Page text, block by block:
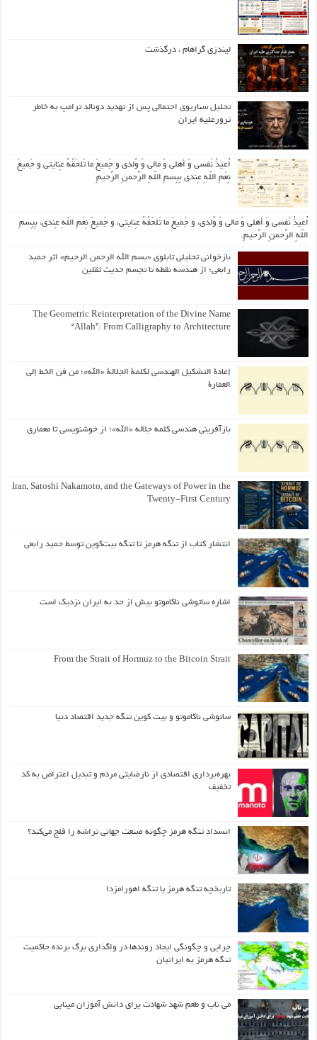
لیندزی گراهام ، درگذشت
تحلیل سناریوی احتمالی پس از تهدید دونالد ترامپ به خاطر
ترورعلیه ایران
اُعیذُ نَفسی وَ أهلی وَ مالی وَ وُلدی و جَمیعَ ما تَلحَقُهُ عِنایتی و جَمیعَ
نِعَمِ اللّهِ عِندی بِبِسمِ اللّهِ الرَّحمنِ الرَّحیمِ
اُعیذُ نَفسی وَ أهلی وَ مالی وَ وُلدی، و جَمیعَ ما تَلحَقُهُ عِنایتی، و جَمیعَ نِعَمِ اللّهِ عِندی، بِبِسمِ
اللّهِ الرَّحمنِ الرَّحیمِ.
بازخوانی تحلیلی تابلوی «بسم الله الرحمن الرحیم» اثر حمید
رابعی؛ از هندسه نقطه تا تجسم حدیث ثقلین
The Geometric Reinterpretation of the Divine Name
“Allah”: From Calligraphy to Architecture
إعادة التشكيل الهندسي لكلمة الجلالة «الله»؛ من فن الخط إلى
العمارة
بازآفرینی هندسی کلمه جلاله «الله»؛ از خوشنویسی تا معماری
Iran, Satoshi Nakamoto, and the Gateways of Power in the
Twenty-First Century
انتشار کتاب از تنگه هرمز تا تنگه بیت‌کوین توسط حمید رابعی
اشاره ساتوشی ناکاموتو بیش از حد به ایران نزدیک است
From the Strait of Hormuz to the Bitcoin Strait
ساتوشی ناکاموتو و بیت کوین تنگه جدید اقتصاد دنیا
بهره‌برداری اقتصادی از نارضایتی مردم و تبدیل اعتراض به کد
تخفیف
انسداد تنگه هرمز چگونه صنعت جهانی تراشه را فلج می‌کند؟
تاریخچه تنگه هرمز یا تنگه اهورامزدا
چرایی و چگونگی ایجاد روندها در واگذاری برگ برنده حاکمیت
تنگه هرمز به ایرانیان
می ناب و طعم شهد شهادت برای دانش آموزان مینابی